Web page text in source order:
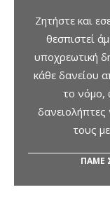
Ζητήστε και
θεσπιστεί
υποχρεωτική
κάθε δανείου
το νόμο,
τους
ΠΑΜΕ